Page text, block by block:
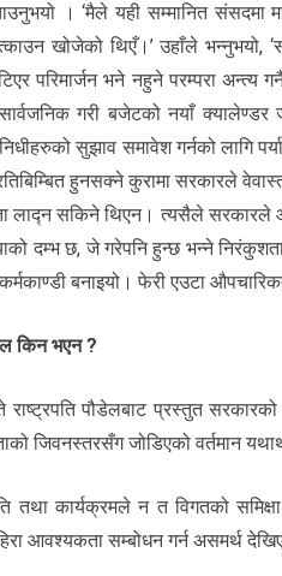
। ‘मैले यही सम्मानित संसदमा
खोजेको थिएँ।’ उहाँले
परिमार्जन भने नहुने परम्परा अन्त्य
गरी बजेटको नयाँ क्यालेण्डर
सुझाव समावेश गर्नको लागि
हुनसक्ने कुरामा सरकारले
लाद्न सकिने थिएन। त्यसैले सरकारले
दम्भ छ, जे गरेपनि हुन्छ भन्ने
बनाइयो। फेरी एउटा
किन भएन ?
पौडेलबाट प्रस्तुत सरकारको
जिवनस्तरसँग जोडिएको वर्तमान
तथा कार्यक्रमले न त विगतको
आवश्यकता सम्बोधन गर्न असमर्थ